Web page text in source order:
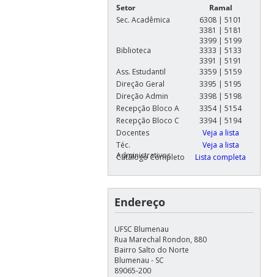
Setor
Ramal
Sec. Acadêmica
6308 | 5101
3381 | 5181
3399 | 5199
Biblioteca
3333 | 5133
3391 | 5191
Ass. Estudantil
3359 | 5159
Direção Geral
3395 | 5195
Direção Admin
3398 | 5198
Recepção Bloco A
3354 | 5154
Recepção Bloco C
3394 | 5194
Docentes
Veja a lista
Téc.
Administrativos
Veja a lista
Catálogo Completo
Lista completa
Endereço
UFSC Blumenau
Rua Marechal Rondon, 880
Bairro Salto do Norte
Blumenau - SC
89065-200